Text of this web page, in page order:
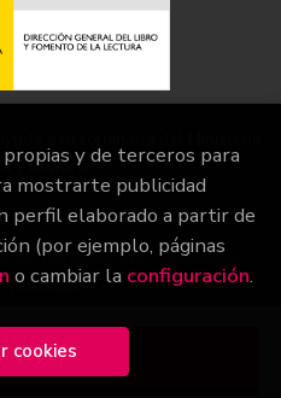
mi cesta
y Deporte
los Derechos Reservados
y de terceros para
mostrarte publicidad
perfil elaborado a partir de
(por ejemplo, páginas
o cambiar la configuración.
cookies